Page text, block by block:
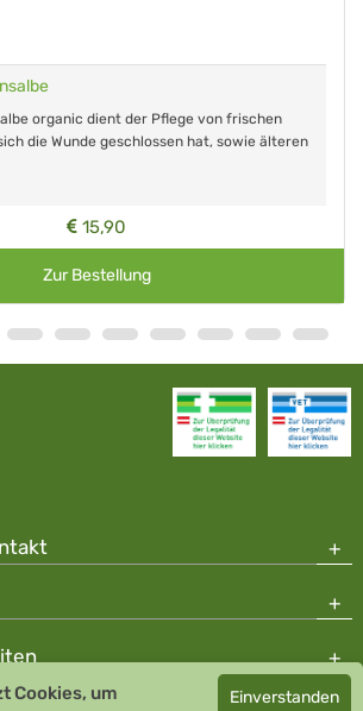
organic dient der Pflege von frischen
die Wunde geschlossen hat, sowie älteren
15,90
Zur Bestellung
Cookies, um Einverstanden